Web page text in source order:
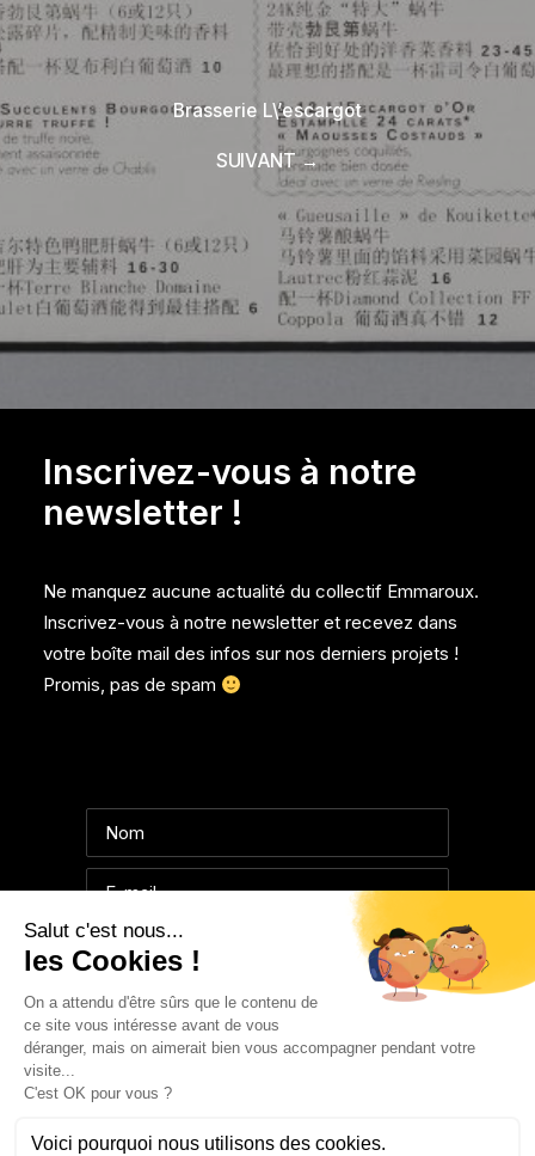
Brasserie L\’escargot
SUIVANT →
Inscrivez-vous à notre
newsletter !
Ne manquez aucune actualité du collectif Emmaroux.
Inscrivez-vous à notre newsletter et recevez dans
votre boîte mail des infos sur nos derniers projets !
Promis, pas de spam
© 2025 collectifemmaroux.com | Tous droits réservés.